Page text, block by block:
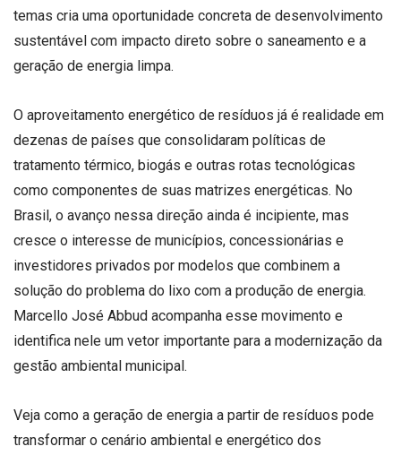
temas cria uma oportunidade concreta de desenvolvimento
sustentável com impacto direto sobre o saneamento e a
geração de energia limpa.
O aproveitamento energético de resíduos já é realidade em
dezenas de países que consolidaram políticas de
tratamento térmico, biogás e outras rotas tecnológicas
como componentes de suas matrizes energéticas. No
Brasil, o avanço nessa direção ainda é incipiente, mas
cresce o interesse de municípios, concessionárias e
investidores privados por modelos que combinem a
solução do problema do lixo com a produção de energia.
Marcello José Abbud acompanha esse movimento e
identifica nele um vetor importante para a modernização da
gestão ambiental municipal.
Veja como a geração de energia a partir de resíduos pode
transformar o cenário ambiental e energético dos